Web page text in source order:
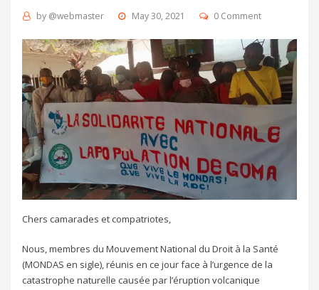
by @webmaster May 30, 2021 0 Comment
Chers camarades et compatriotes,
Nous, membres du Mouvement National du Droit à la Santé
(MONDAS en sigle), réunis en ce jour face à l’urgence de la
catastrophe naturelle causée par l’éruption volcanique